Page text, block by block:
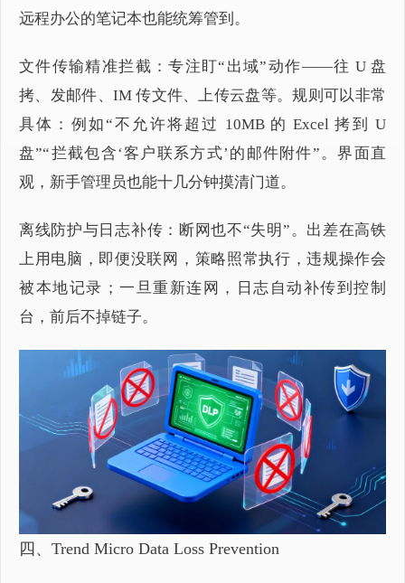
远程办公的笔记本也能统筹管到。
文件传输精准拦截：专注盯“出域”动作——往 U 盘
拷、发邮件、IM 传文件、上传云盘等。规则可以非常
具体：例如“不允许将超过 10MB 的 Excel 拷到 U
盘”“拦截包含‘客户联系方式’的邮件附件”。界面直
观，新手管理员也能十几分钟摸清门道。
离线防护与日志补传：断网也不“失明”。出差在高铁
上用电脑，即便没联网，策略照常执行，违规操作会
被本地记录；一旦重新连网，日志自动补传到控制
台，前后不掉链子。
四、Trend Micro Data Loss Prevention